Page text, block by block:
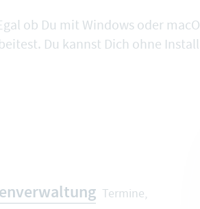
ob Du mit Windows oder
Du kannst Dich ohne
Termine,